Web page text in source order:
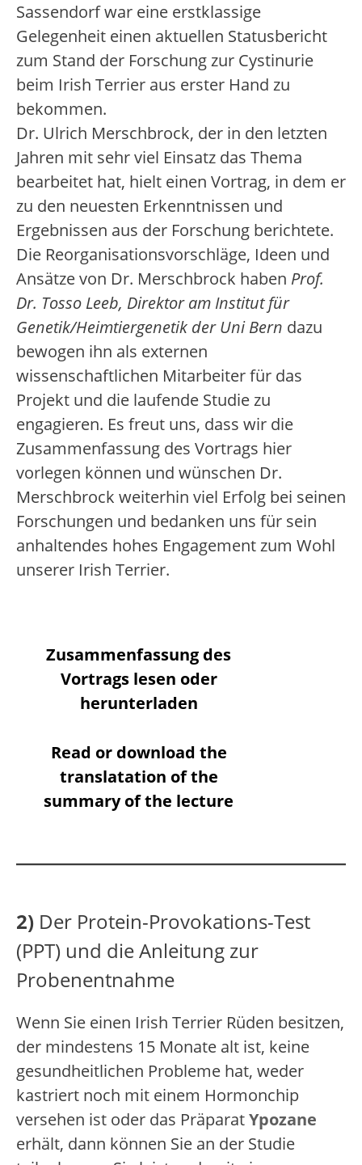
Sassendorf war eine erstklassige
Gelegenheit einen aktuellen Statusbericht
zum Stand der Forschung zur Cystinurie
beim Irish Terrier aus erster Hand zu
bekommen.
Dr. Ulrich Merschbrock, der in den letzten
Jahren mit sehr viel Einsatz das Thema
bearbeitet hat, hielt einen Vortrag, in dem er
zu den neuesten Erkenntnissen und
Ergebnissen aus der Forschung berichtete.
Die Reorganisationsvorschläge, Ideen und
Ansätze von Dr. Merschbrock haben Prof.
Dr. Tosso Leeb, Direktor am Institut für
Genetik/Heimtiergenetik der Uni Bern dazu
bewogen ihn als externen
wissenschaftlichen Mitarbeiter für das
Projekt und die laufende Studie zu
engagieren. Es freut uns, dass wir die
Zusammenfassung des Vortrags hier
vorlegen können und wünschen Dr.
Merschbrock weiterhin viel Erfolg bei seinen
Forschungen und bedanken uns für sein
anhaltendes hohes Engagement zum Wohl
unserer Irish Terrier.
Zusammenfassung des
Vortrags lesen oder
herunterladen
Read or download the
translatation of the
summary of the lecture
2) Der Protein-Provokations-Test
(PPT) und die Anleitung zur
Probenentnahme
Wenn Sie einen Irish Terrier Rüden besitzen,
der mindestens 15 Monate alt ist, keine
gesundheitlichen Probleme hat, weder
kastriert noch mit einem Hormonchip
versehen ist oder das PräparatYpozane
erhält, dann können Sie an der Studie